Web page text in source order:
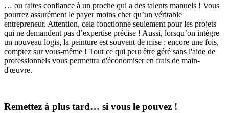
… ou faites confiance à un proche qui a des talents manuels ! Vous
pourrez assurément le payer moins cher qu’un véritable
entrepreneur. Attention, cela fonctionne seulement pour les projets
qui ne demandent pas d’expertise précise ! Aussi, lorsqu’on intègre
un nouveau logis, la peinture est souvent de mise : encore une fois,
comptez sur vous-même ! Tout ce qui peut être géré sans l'aide de
professionnels vous permettra d'économiser en frais de main-
d'œuvre.
Remettez à plus tard… si vous le pouvez !